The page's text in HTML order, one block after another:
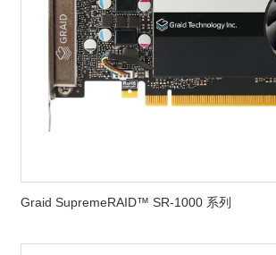
Graid SupremeRAID™ SR-1000 系列